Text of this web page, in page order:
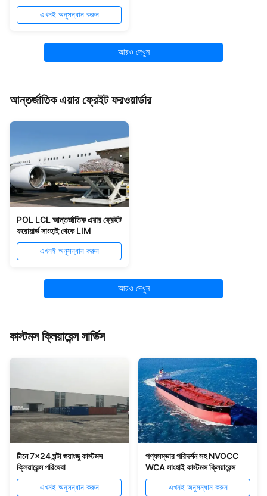
এখনই অনুসন্ধান করুন
আরও দেখুন
আন্তর্জাতিক এয়ার ফ্রেইট ফরওয়ার্ডার
POL LCL আন্তর্জাতিক এয়ার ফ্রেইট
ফরোয়ার্ড সাংহাই থেকে LIM
এখনই অনুসন্ধান করুন
আরও দেখুন
কাস্টমস ক্লিয়ারেন্স সার্ভিস
চীনে 7x24 ঘন্টা গুয়াংজু কাস্টমস
ক্লিয়ারেন্স পরিষেবা
এখনই অনুসন্ধান করুন
পণ্যসম্ভার পরিদর্শন সহ NVOCC
WCA সাংহাই কাস্টমস ক্লিয়ারেন্স
এখনই অনুসন্ধান করুন